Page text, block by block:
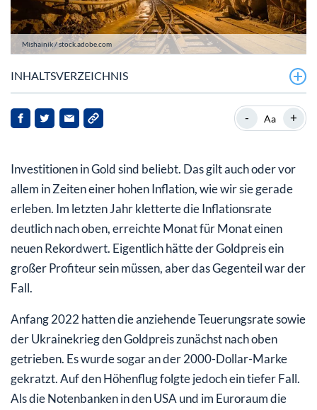
Mishainik / stock.adobe.com
INHALTSVERZEICHNIS
Höchststand seit 8 Monaten
Zentralbanken decken sich mit Gold ein
- Aa +
Investitionen in Gold sind beliebt. Das gilt auch oder vor
allem in Zeiten einer hohen Inflation, wie wir sie gerade
erleben. Im letzten Jahr kletterte die Inflationsrate
deutlich nach oben, erreichte Monat für Monat einen
neuen Rekordwert. Eigentlich hätte der Goldpreis ein
großer Profiteur sein müssen, aber das Gegenteil war der
Fall.
Anfang 2022 hatten die anziehende Teuerungsrate sowie
der Ukrainekrieg den Goldpreis zunächst nach oben
getrieben. Es wurde sogar an der 2000-Dollar-Marke
gekratzt. Auf den Höhenflug folgte jedoch ein tiefer Fall.
Als die Notenbanken in den USA und im Euroraum die